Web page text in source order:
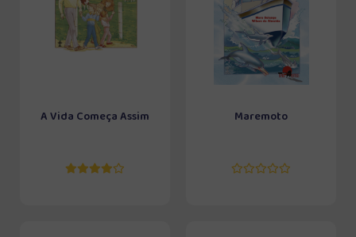
A Vida Começa Assim Maremoto